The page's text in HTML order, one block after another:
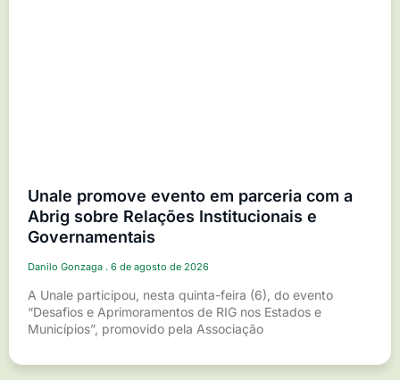
Unale promove evento em parceria com a
Abrig sobre Relações Institucionais e
Governamentais
Danilo Gonzaga 6 de agosto de 2026
A Unale participou, nesta quinta-feira (6), do evento
“Desafios e Aprimoramentos de RIG nos Estados e
Municípios”, promovido pela Associação